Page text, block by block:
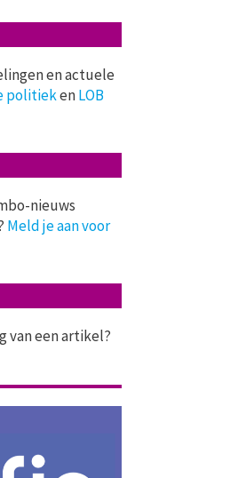
en actuele
politiekenLOB
nieuws
Meld je aan voor
van een artikel?